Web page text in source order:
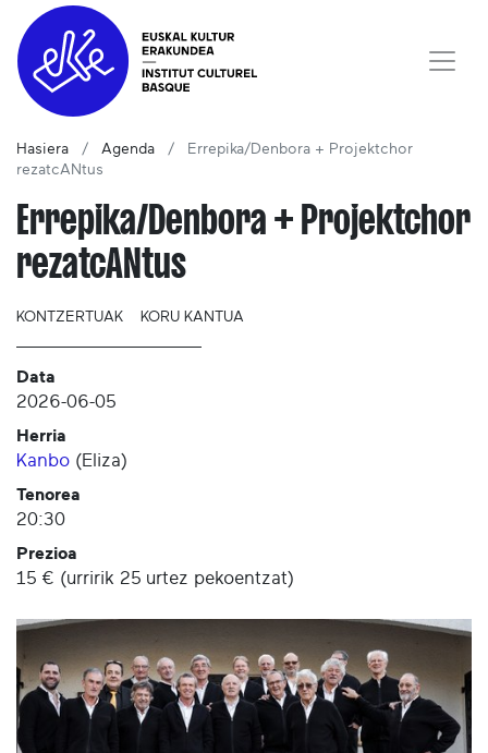
Hasiera Agenda
Errepika/Denbora + Projektchor
rezatcANtus
Errepika/Denbora + Projektchor
rezatcANtus
KONTZERTUAK KORU KANTUA
Data
2026-06-05
Herria
Kanbo (Eliza)
Tenorea
20:30
Prezioa
15 € (urririk 25 urtez pekoentzat)